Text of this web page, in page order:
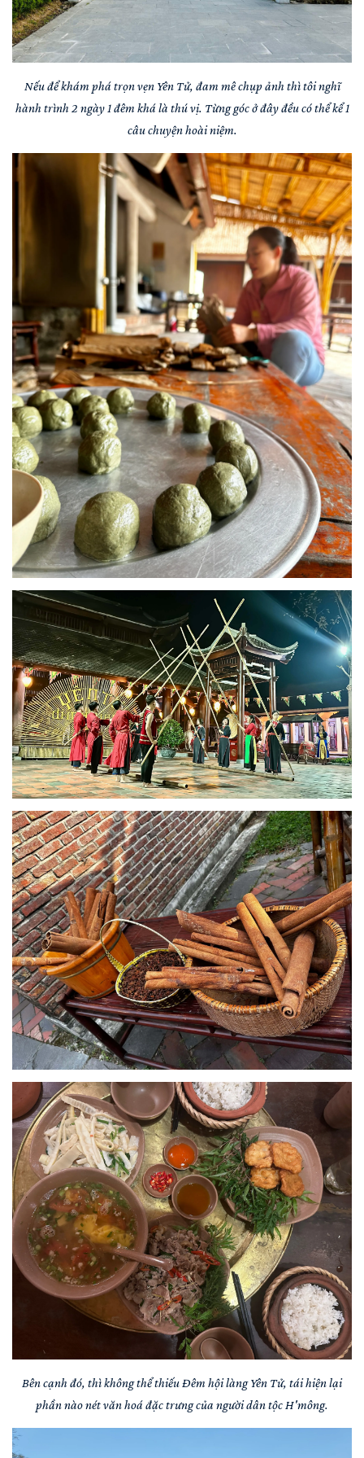
Nếu để khám phá trọn vẹn Yên Tử, đam mê chụp ảnh thì tôi nghĩ
hành trình 2 ngày 1 đêm khá là thú vị. Từng góc ở đây đều có thể kể 1
câu chuyện hoài niệm.
Bên cạnh đó, thì không thể thiếu Đêm hội làng Yên Tử, tái hiện lại
phần nào nét văn hoá đặc trưng của người dân tộc H'mông.